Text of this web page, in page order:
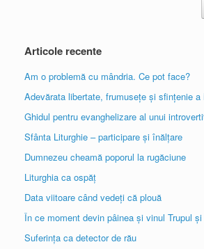
Articole recente
Am o problemă cu mândria. Ce pot face?
Adevărata libertate, frumusețe și sfințenie a
Ghidul pentru evanghelizare al unui
Sfânta Liturghie – participare și înălțare
Dumnezeu cheamă poporul la rugăciune
Liturghia ca ospăț
Data viitoare când vedeți că plouă
În ce moment devin pâinea și vinul Trupul
Suferința ca detector de rău